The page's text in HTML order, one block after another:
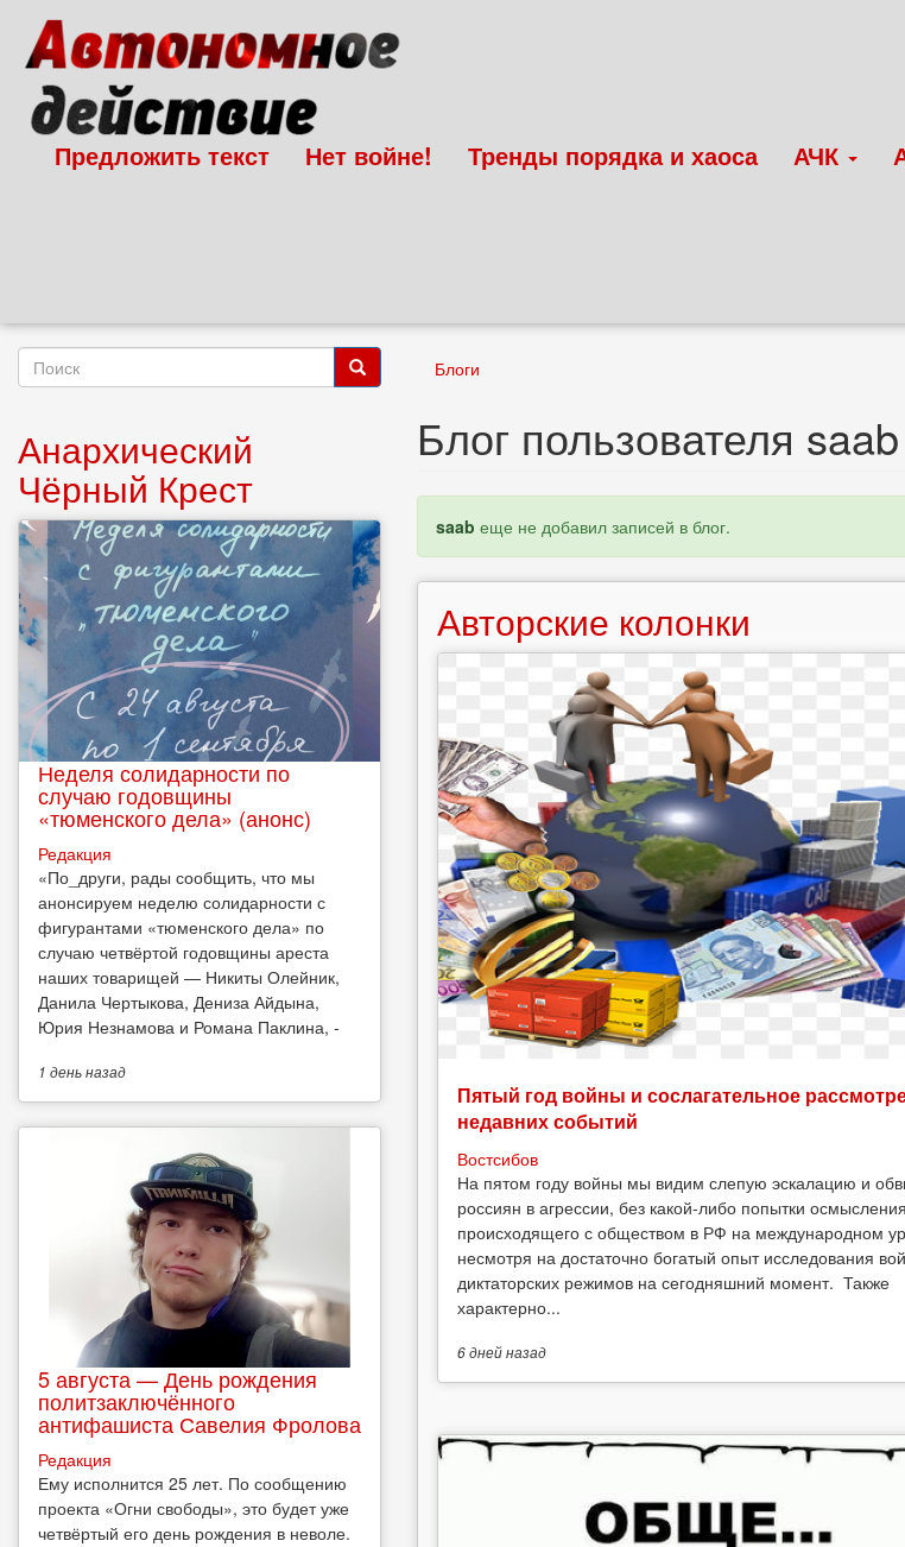
основному
содержанию
Предложить текст Нет войне! Тренды порядка и хаоса АЧК
Блоги
Блог пользователя saab
Статус
saab еще не добавил записей в блог.
Авторские колонки
Пятый год войны и сослагательное
недавних событий
Востсибов
На пятом году войны мы видим слепую эскалацию и
россиян в агрессии, без какой-либо попытки осмысления
происходящего с обществом в РФ на международном
несмотря на достаточно богатый опыт исследования
диктаторских режимов на сегодняшний момент. Также
характерно...
6 днейназад
Форма
Анархический
Чёрный Крест
Неделя солидарности по
случаю годовщины
«тюменского дела» (анонс)
Редакция
​«По_други, рады сообщить, что мы
анонсируем неделю солидарности с
фигурантами «тюменского дела» по
случаю четвёртой годовщины ареста
наших товарищей — Никиты Олейник,
Данила Чертыкова, Дениза Айдына,
Юрия Незнамова и Романа Паклина, -
1 деньназад
5 августа — День рождения
политзаключённого
антифашиста Савелия Фролова
Редакция
Ему исполнится 25 лет. По сообщению
проекта «Огни свободы», это будет уже
четвёртый его день рождения в неволе.